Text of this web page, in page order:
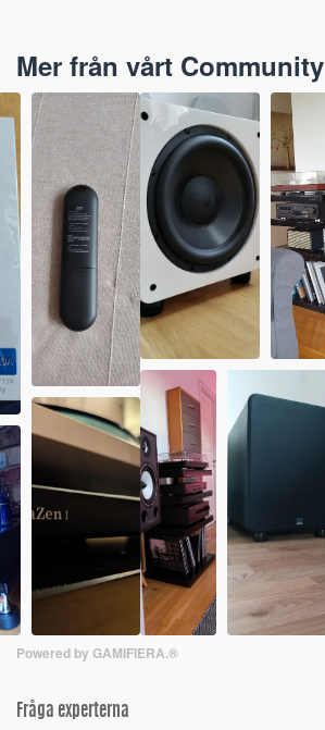
Mer från vårt Community
Powered by GAMIFIERA.®
Fråga experterna